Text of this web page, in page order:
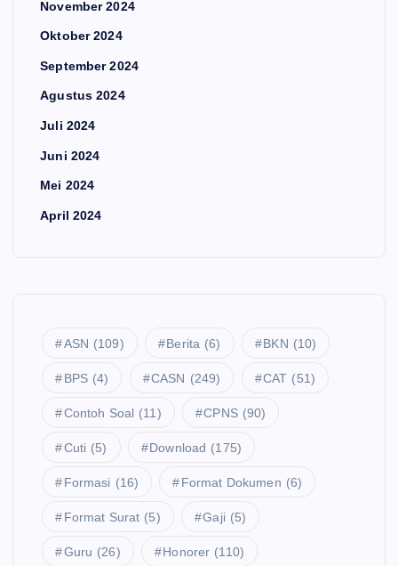
November 2024
Oktober 2024
September 2024
Agustus 2024
Juli 2024
Juni 2024
Mei 2024
April 2024
ASN (109) Berita (6) BKN (10)
BPS (4) CASN (249) CAT (51)
Contoh Soal (11) CPNS (90)
Cuti (5) Download (175)
Formasi (16) Format Dokumen (6)
Format Surat (5) Gaji (5)
Guru (26) Honorer (110)